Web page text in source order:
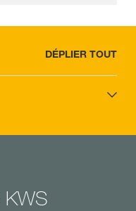
DÉPLIER TOUT
KWS